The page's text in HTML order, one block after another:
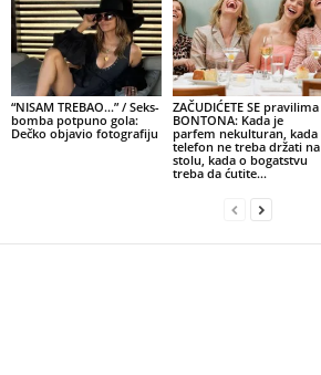
“NISAM TREBAO…” / Seks-
bomba potpuno gola:
Dečko objavio fotografiju
ZAČUDIĆETE SE pravilima
BONTONA: Kada je
parfem nekulturan, kada
telefon ne treba držati na
stolu, kada o bogatstvu
treba da ćutite…